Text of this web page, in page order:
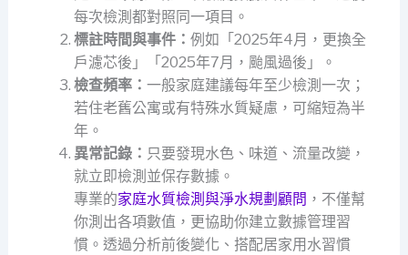
每次檢測都對照同一項目。
標註時間與事件： 例如「2025年4月，更換全
戶濾芯後」「2025年7月，颱風過後」。
檢查頻率： 一般家庭建議每年至少檢測一次；
若住老舊公寓或有特殊水質疑慮，可縮短為半
年。
異常記錄： 只要發現水色、味道、流量改變，
就立即檢測並保存數據。
專業的家庭水質檢測與淨水規劃顧問 ，不僅幫
你測出各項數值，更協助你建立數據管理習
慣。透過分析前後變化、搭配居家用水習慣